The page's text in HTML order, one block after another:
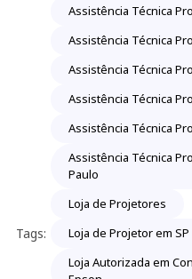
Tags:
Assistência Técnica
Assistência Técnica
Assistência Técnica
Assistência Técnica
Assistência Técnica
Assistência Técnica
Paulo
Loja de Projetores
Loja de Projetor em SP
Loja Autorizada em